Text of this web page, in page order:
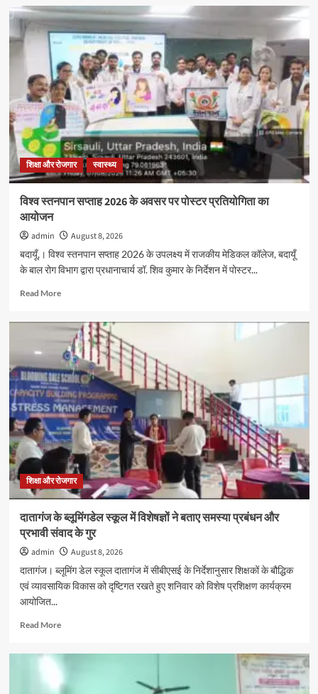
विश्व
स्तनपान
सप्ताह
2026
के
अवसर
पर
पोस्टर
प्रतियोगिता
का
आयोजन
शिक्षा और रोजगार स्वास्थ्य
विश्व स्तनपान सप्ताह 2026 के अवसर पर पोस्टर प्रतियोगिता का
आयोजन
admin
August 8, 2026
बदायूँ,। विश्व स्तनपान सप्ताह 2026 के उपलक्ष्य में राजकीय मेडिकल कॉलेज, बदायूँ
के बाल रोग विभाग द्वारा प्रधानाचार्य डॉ. शिव कुमार के निर्देशन में पोस्टर...
Read MoreRead
विश्व
स्तनपान
सप्ताह
2026
के
अवसर
पर
पोस्टर
प्रतियोगिता
का
आयोजन
शिक्षा और रोजगार
दातागंज के ब्लूमिंगडेल स्कूल में विशेषज्ञों ने बताए समस्या प्रबंधन और
प्रभावी संवाद के गुर
admin
August 8, 2026
दातागंज। ब्लूमिंग डेल स्कूल दातागंज में सीबीएसई के निर्देशानुसार शिक्षकों के बौद्धिक
एवं व्यावसायिक विकास को दृष्टिगत रखते हुए शनिवार को विशेष प्रशिक्षण कार्यक्रम
आयोजित...
Read MoreRead
दातागंज
ब्लूमिंगडेल